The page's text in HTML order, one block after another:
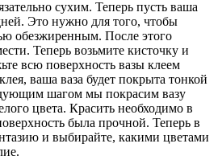
сухим. Теперь пусть ваша
Это нужно для того, чтобы
обезжиренным. После этого
Теперь возьмите кисточку и
всю поверхность вазы клеем
ваша ваза будет покрыта тонкой
шагом мы покрасим вазу
цвета. Красить необходимо в
была прочной. Теперь в
и выбирайте, какими цветами